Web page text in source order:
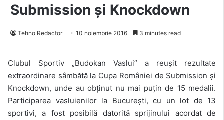
Submission și Knockdown
Tehno Redactor 10 noiembrie 2016 3 minutes read
Clubul Sportiv „Budokan Vaslui” a reușit rezultate
extraordinare sâmbătăla Cupa României de Submission și
Knockdown, unde au obținut nu mai puțin de 15 medalii.
Participarea vasluienilor la București, cu un lot de 13
sportivi,
a fost posibilă datorită sprijinului acordat de